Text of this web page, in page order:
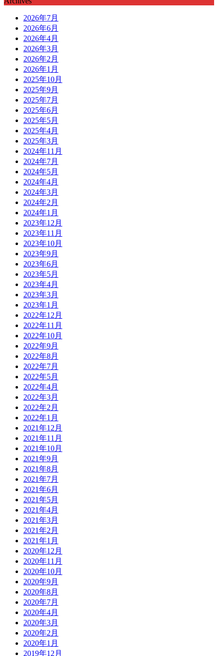
2026年7月
2026年6月
2026年4月
2026年3月
2026年2月
2026年1月
2025年10月
2025年9月
2025年7月
2025年6月
2025年5月
2025年4月
2025年3月
2024年11月
2024年7月
2024年5月
2024年4月
2024年3月
2024年2月
2024年1月
2023年12月
2023年11月
2023年10月
2023年9月
2023年6月
2023年5月
2023年4月
2023年3月
2023年1月
2022年12月
2022年11月
2022年10月
2022年9月
2022年8月
2022年7月
2022年5月
2022年4月
2022年3月
2022年2月
2022年1月
2021年12月
2021年11月
2021年10月
2021年9月
2021年8月
2021年7月
2021年6月
2021年5月
2021年4月
2021年3月
2021年2月
2021年1月
2020年12月
2020年11月
2020年10月
2020年9月
2020年8月
2020年7月
2020年4月
2020年3月
2020年2月
2020年1月
2019年12月